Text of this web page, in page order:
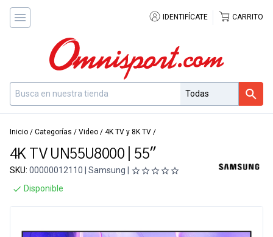
IDENTIFÍCATE CARRITO
Inicio / Categorías / Video / 4K TV y 8K TV /
4K TV UN55U8000 | 55"
SKU: 00000012110 | Samsung |
Disponible